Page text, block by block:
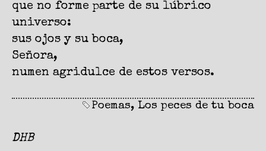
que no forme parte de su lúbrico
universo:
sus ojos y su boca,
Señora,
numen agridulce de estos versos.
Poemas, Los peces de tu boca
DHB